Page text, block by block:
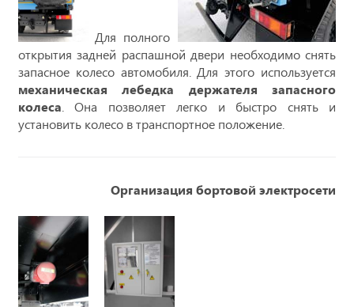
Для полного
открытия задней распашной двери необходимо снять
запасное колесо автомобиля. Для этого используется
механическая лебедка держателя запасного
колеса . Она позволяет легко и быстро снять и
установить колесо в транспортное положение.
Организация бортовой электросети